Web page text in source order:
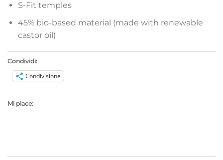
S-Fit temples
45% bio-based material (made with renewable
castor oil)
Condividi:
Condivisione
Mi piace: